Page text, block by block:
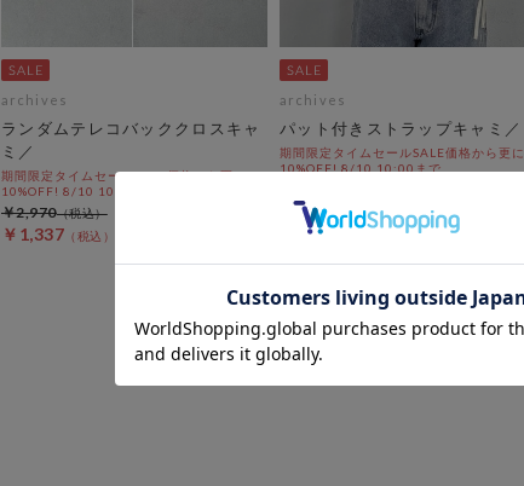
archives
ランダムテレコバッククロスキャ
ミ／
期間限定タイムセールSALE価格から更に
10%OFF! 8/10 10:00まで
￥1,337
￥2,970
archives
パット付きストラップキャミ／
期間限定タイムセールSALE価格から更に
10%OFF! 8/10 10:00まで
￥1,337 54％OFF